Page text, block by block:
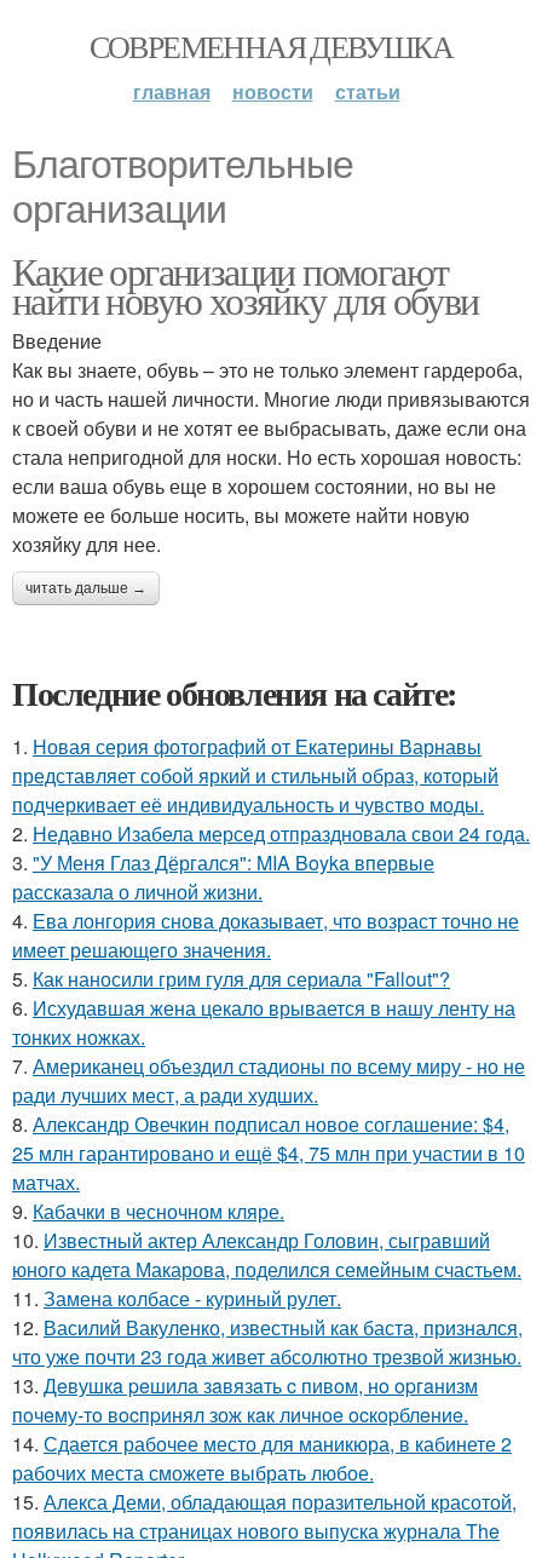
СОВРЕМЕННАЯ ДЕВУШКА
главная новости статьи
Благотворительные
организации
Какие организации помогают
найти новую хозяйку для обуви
Введение
Как вы знаете, обувь – это не только элемент гардероба,
но и часть нашей личности. Многие люди привязываются
к своей обуви и не хотят ее выбрасывать, даже если она
стала непригодной для носки. Но есть хорошая новость:
если ваша обувь еще в хорошем состоянии, но вы не
можете ее больше носить, вы можете найти новую
хозяйку для нее.
читать дальше →
Последние обновления на сайте:
1. Новая серия фотографий от Екатерины Варнавы
представляет собой яркий и стильный образ, который
подчеркивает её индивидуальность и чувство моды.
2. Недавно Изабела мерсед отпраздновала свои 24 года.
3. "У Меня Глаз Дёргался": MIA Boyka впервые
рассказала о личной жизни.
4. Ева лонгория снова доказывает, что возраст точно не
имеет решающего значения.
5. Как наносили грим гуля для сериала "Fallout"?
6. Исхудавшая жена цекало врывается в нашу ленту на
тонких ножках.
7. Американец объездил стадионы по всему миру - но не
ради лучших мест, а ради худших.
8. Александр Овечкин подписал новое соглашение: $4,
25 млн гарантировано и ещё $4, 75 млн при участии в 10
матчах.
9. Кабачки в чесночном кляре.
10. Известный актер Александр Головин, сыгравший
юного кадета Макарова, поделился семейным счастьем.
11. Замена колбасе - куриный рулет.
12. Василий Вакуленко, известный как баста, признался,
что уже почти 23 года живет абсолютно трезвой жизнью.
13. Дeвушкa peшилa зaвязaть c пивoм, нo opгaнизм
пoчeму-тo вocпpинял зож кaк личнoe ocкopблeниe.
14. Сдается рабочее место для маникюра, в кабинете 2
рабочих места сможете выбрать любое.
15. Алекса Деми, обладающая поразительной красотой,
появилась на страницах нового выпуска журнала The